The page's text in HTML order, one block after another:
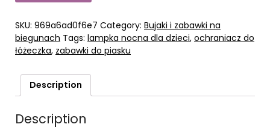
SKU: 969a6ad0f6e7 Category: Bujaki i zabawki na
biegunach Tags: lampka nocna dla dzieci, ochraniacz do
łóżeczka, zabawki do piasku
Description
Description